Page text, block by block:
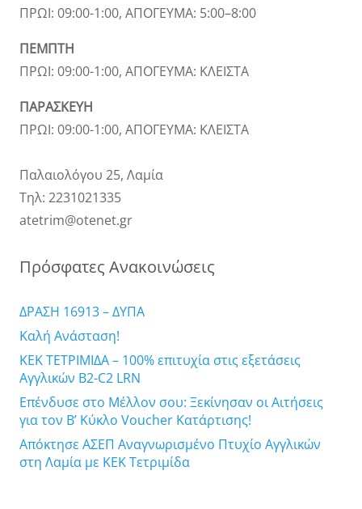
ΠΡΩΙ: 09:00-1:00, ΑΠΟΓΕΥΜΑ: 5:00–8:00
ΠΕΜΠΤΗ
ΠΡΩΙ: 09:00-1:00, ΑΠΟΓΕΥΜΑ: ΚΛΕΙΣΤΑ
ΠΑΡΑΣΚΕΥΗ
ΠΡΩΙ: 09:00-1:00, ΑΠΟΓΕΥΜΑ: ΚΛΕΙΣΤΑ
Παλαιολόγου 25, Λαμία
Τηλ: 2231021335
atetrim@otenet.gr
Πρόσφατες Ανακοινώσεις
ΔΡΑΣΗ 16913 – ΔΥΠΑ
Καλή Ανάσταση!
ΚΕΚ ΤΕΤΡΙΜΙΔΑ – 100% επιτυχία στις εξετάσεις
Αγγλικών B2-C2 LRN
Επένδυσε στο Μέλλον σου: Ξεκίνησαν οι Αιτήσεις
για τον Β’ Κύκλο Voucher Κατάρτισης!
Απόκτησε ΑΣΕΠ Αναγνωρισμένο Πτυχίο Αγγλικών
στη Λαμία με ΚΕΚ Τετριμίδα